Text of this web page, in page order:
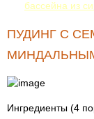
бассейна из
ПУДИНГ С
Ингредиенты (4